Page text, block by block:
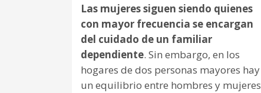
Las mujeres siguen siendo quienes
con mayor frecuencia se encargan
del cuidado de un familiar
dependiente. Sin embargo, en los
hogares de dos personas mayores hay
un equilibrio entre hombres y mujeres